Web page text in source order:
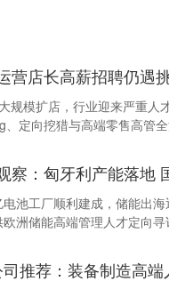
营店长高薪招聘仍遇
规模扩店，行业迎来严重人
定向挖猎与高端零售高管全
察：匈牙利产能落地
池工厂顺利建成，储能出
洲储能高端管理人才定向寻
推荐：装备制造高